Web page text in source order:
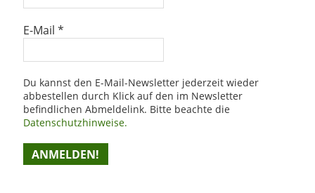
E-Mail *
Du kannst den E-Mail-Newsletter jederzeit wieder
abbestellen durch Klick auf den im Newsletter
befindlichen Abmeldelink. Bitte beachte die
Datenschutzhinweise.